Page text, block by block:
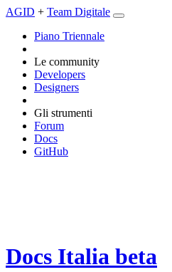
AGID + Team Digitale
Piano Triennale
Le community
Developers
Designers
Gli strumenti
Forum
Docs
GitHub
Docs Italia beta